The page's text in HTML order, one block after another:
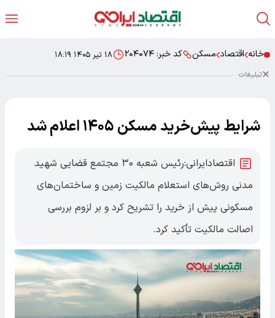
خانه اقتصاد مسکن کد خبر: ۲۰۴۰۷۴ ۱۸ تیر ۱۴۰۵ ۱۸:۱۹
تبلیغات
شرایط پیش‌خرید مسکن ۱۴۰۵ اعلام شد
اقتصادایرانی:رئیس شعبه ۳۰ مجتمع قضایی شهید
مدنی روش‌های استعلام مالکیت زمین و ساختمان‌های
مسکونی پیش از خرید را تشریح کرد و بر لزوم بررسی
اصالت مالکیت تأکید کرد.